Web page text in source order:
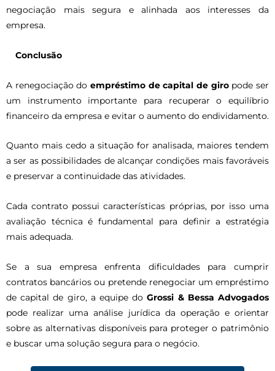
negociação mais segura e alinhada aos interesses da
empresa.
Conclusão
A renegociação do empréstimo de capital de giropode ser
um instrumento importante para recuperar o equilíbrio
financeiro da empresa e evitar o aumento do endividamento.
Quanto mais cedo a situação for analisada, maiores tendem
a ser as possibilidades de alcançar condições mais favoráveis
e preservar a continuidade das atividades.
Cada contrato possui características próprias, por isso uma
avaliação técnica é fundamental para definir a estratégia
mais adequada.
Se a sua empresa enfrenta dificuldades para cumprir
contratos bancários ou pretende renegociar um empréstimo
de capital de giro, a equipe doGrossi & Bessa Advogados
pode realizar uma análise jurídica da operação e orientar
sobre as alternativas disponíveis para proteger o patrimônio
e buscar uma solução segura para o negócio.